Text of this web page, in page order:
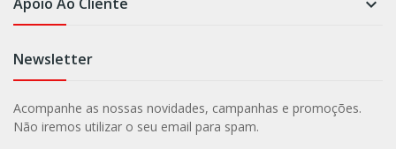

Newsletter
Acompanhe as nossas novidades, campanhas e promoções.
Não iremos utilizar o seu email para spam.